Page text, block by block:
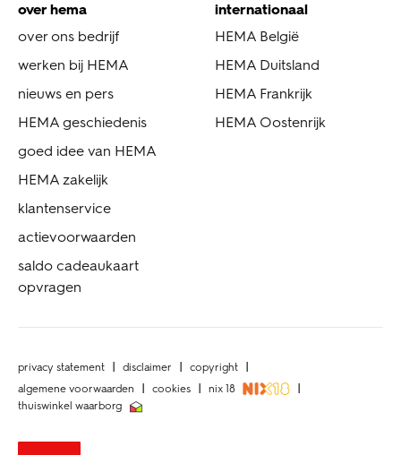
over hema
over ons bedrijf
werken bij HEMA
nieuws en pers
HEMA geschiedenis
goed idee van HEMA
HEMA zakelijk
klantenservice
actievoorwaarden
saldo cadeaukaart
opvragen
internationaal
HEMA België
HEMA Duitsland
HEMA Frankrijk
HEMA Oostenrijk
privacy statement disclaimer
copyright
algemene voorwaarden
cookies
nix 18
thuiswinkel waarborg